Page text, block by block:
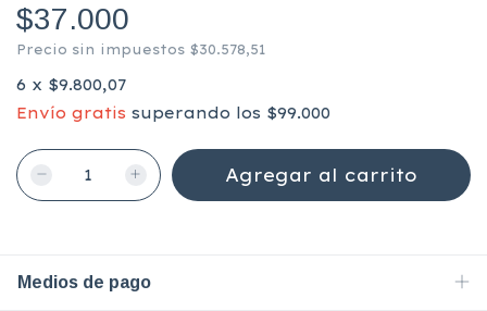
$37.000
Precio sin impuestos $30.578,51
6 x $9.800,07
Envío gratis superando los $99.000
Medios de pago